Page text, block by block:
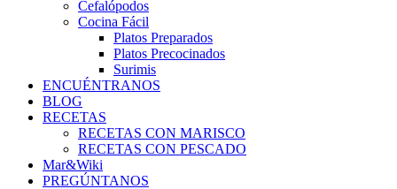
Cefalópodos
Cocina Fácil
Platos Preparados
Platos Precocinados
Surimis
ENCUÉNTRANOS
BLOG
RECETAS
RECETAS CON MARISCO
RECETAS CON PESCADO
Mar&Wiki
PREGÚNTANOS